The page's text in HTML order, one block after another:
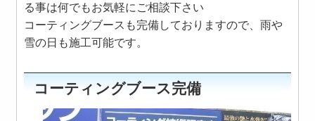
る事は何でもお気軽にご相談下さい
コーティングブースも完備しておりますので、雨や
雪の日も施工可能です。
コーティングブース完備